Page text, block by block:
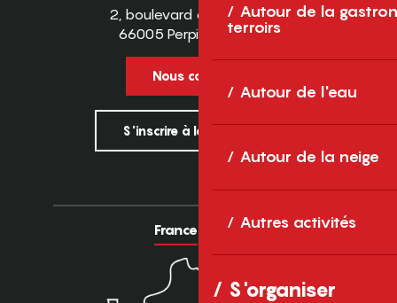
Autour de la
terroirs
Autour de l'eau
Autour de la neige
Autres activités
S'organiser
2, boulevard des Pyrénées
66005 Perpignan Cedex
Nous contacter
S'inscrire à la newsletter
France Europe